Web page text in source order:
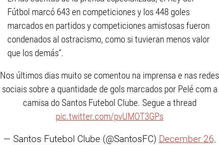
Fútbol marcó 643 en competiciones y los 448 goles
marcados en partidos y competiciones amistosas fueron
condenados al ostracismo, como si tuvieran menos valor
que los demás".
Nos últimos dias muito se comentou na imprensa e nas redes
sociais sobre a quantidade de gols marcados por Pelé com a
camisa do Santos Futebol Clube. Segue a thread
pic.twitter.com/pvUMOT3GPs
— Santos Futebol Clube (@SantosFC) December 26,